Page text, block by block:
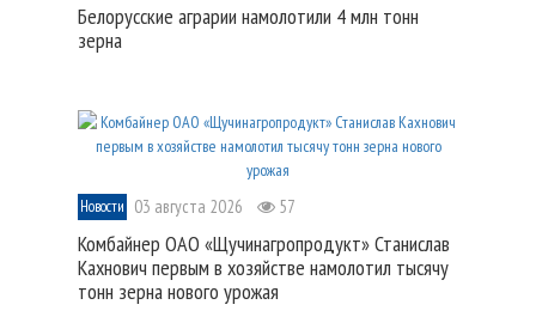
Белорусские аграрии намолотили 4 млн тонн
зерна
Новости 03 августа 2026 57
Комбайнер ОАО «Щучинагропродукт» Станислав
Кахнович первым в хозяйстве намолотил тысячу
тонн зерна нового урожая